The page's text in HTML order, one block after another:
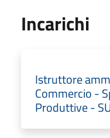
Incarichi
Istruttore
Commercio -
Produttive -